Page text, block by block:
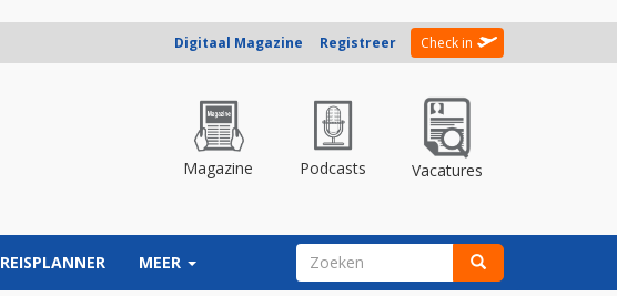
Digitaal Magazine Registreer Check in
Magazine Podcasts Vacatures
REISPLANNER MEER ZOEKVELD